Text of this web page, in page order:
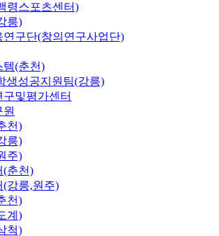
령스포츠센터)
릉)
연구단(창의연구사업단)
템(춘천)
생성공지원팀(강릉)
및평가센터
원
천)
릉)
주)
(춘천)
(강릉,원주)
천)
계)
척)